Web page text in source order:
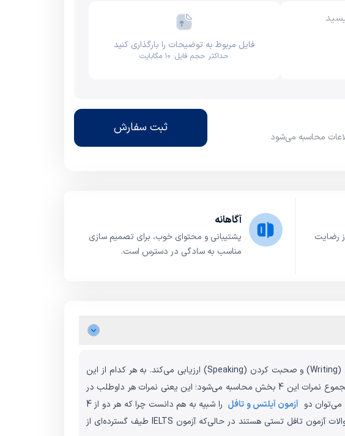
فایل مربوط به توضیحات را بارگذاری کنید
حداکثر حجم فایل: ۱۰ مگابایت
محاسبه می‌شود
ثبت سفارش
رضایت
آگاهانه
پشتیبانی و محتوای خوب، برای تصمیم سازی
مناسب به سادگی در دسترس است.
امتحان آیلتس مهارت‌های زبان انگلیسی افراد را در چهار مهارت شنیدن (Listening)، خواندن (Reading)، نوشتن (Writing) و صحبت کردن (Speaking) ارزیابی می‌کند. به هر کدام از این
مهارت‌ها یک تسک (Task) در آزمون اختصاص داده شده که هر کدام نمره‌ای بین 0 تا 9 دارد. نمره کلی آزمون از مجموع نمرات این 4 بخش محاسبه می‌شود؛ این یعنی نمرات هر داوطلب در
دو آزمون آیلتس و تافل
را شبیه به هم دانست چرا که هر دو از 4
بخش اصلی تشکیل شده‌اند. از اصلی‌ترین تفاوت‌های این دو، تکنیک‌های پاسخ‌دهی و نوع سوالات است. تمام سوالات آزمون تافل تستی هستند در حالی‌که آزمون IELTS طیف گسترده‌ای از